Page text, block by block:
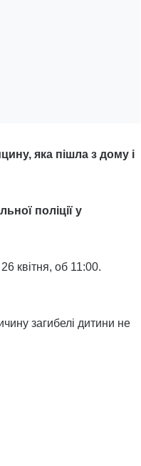
яка пішла з дому і
поліції у
квітня, об 11:00.
загибелі дитини не